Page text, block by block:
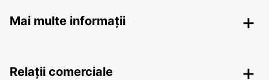
Mai multe informații
Relații comerciale